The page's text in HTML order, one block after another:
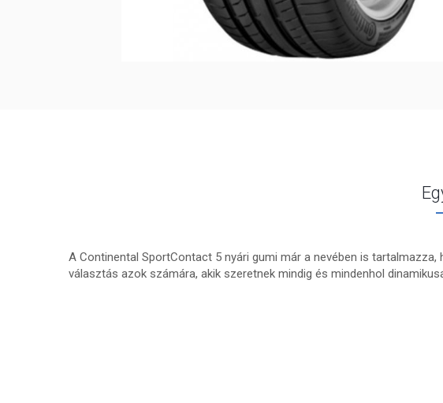
A Continental SportContact 5 nyári gumi már a nevében is
választás azok számára, akik szeretnek mindig és mindenhol